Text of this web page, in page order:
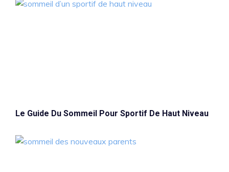
Le Guide Du Sommeil Pour Sportif De Haut Niveau